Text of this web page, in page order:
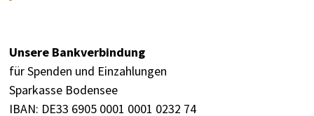
Unsere Bankverbindung
für Spenden und Einzahlungen
Sparkasse Bodensee
IBAN: DE33 6905 0001 0001 0232 74